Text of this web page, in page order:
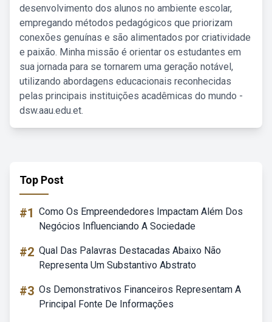
desenvolvimento dos alunos no ambiente escolar,
empregando métodos pedagógicos que priorizam
conexões genuínas e são alimentados por criatividade
e paixão. Minha missão é orientar os estudantes em
sua jornada para se tornarem uma geração notável,
utilizando abordagens educacionais reconhecidas
pelas principais instituições acadêmicas do mundo -
dsw.aau.edu.et.
Top Post
#1 Como Os Empreendedores Impactam Além Dos
Negócios Influenciando A Sociedade
#2 Qual Das Palavras Destacadas Abaixo Não
Representa Um Substantivo Abstrato
#3 Os Demonstrativos Financeiros Representam A
Principal Fonte De Informações